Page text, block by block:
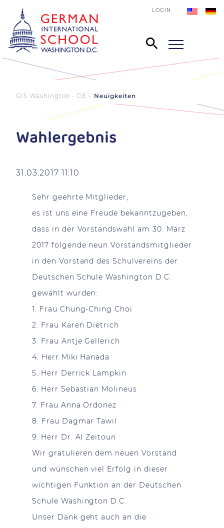
LOGIN
GIS Washington - DE Neuigkeiten
Wahlergebnis
31.03.2017 11:10
Sehr geehrte Mitglieder,
es ist uns eine Freude bekanntzugeben,
dass in der Vorstandswahl am 30. März
2017 folgende neun Vorstandsmitglieder
in den Vorstand des Schulvereins der
Deutschen Schule Washington D.C.
gewählt wurden:
1. Frau Chung-Ching Choi
2. Frau Karen Dietrich
3. Frau Antje Gellerich
4. Herr Miki Hanada
5. Herr Derrick Lampkin
6. Herr Sebastian Molineus
7. Frau Anna Ordonez
8. Frau Dagmar Tawil
9. Herr Dr. Al Zeitoun
Wir gratulieren dem neuen Vorstand
und wünschen viel Erfolg in dieser
wichtigen Funktion an der Deutschen
Schule Washington D.C.
Unser Dank geht auch an die